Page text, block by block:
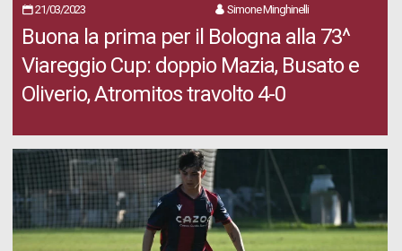
21/03/2023 Simone Minghinelli
Buona la prima per il Bologna alla 73^
Viareggio Cup: doppio Mazia, Busato e
Oliverio, Atromitos travolto 4-0